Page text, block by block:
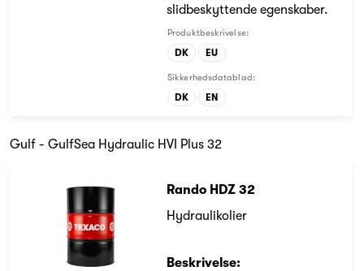
slidbeskyttende egenskaber.
Produktbeskrivelse:
DK EU
Sikkerhedsdatablad:
DK EN
Gulf - GulfSea Hydraulic HVI Plus 32
Rando HDZ 32
Hydraulikolier
Beskrivelse: